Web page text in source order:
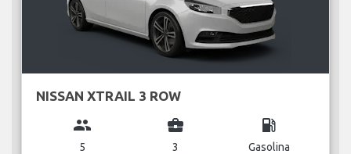
NISSAN XTRAIL 3 ROW
group
5
business_center
3
local_gas_station
Gasolina